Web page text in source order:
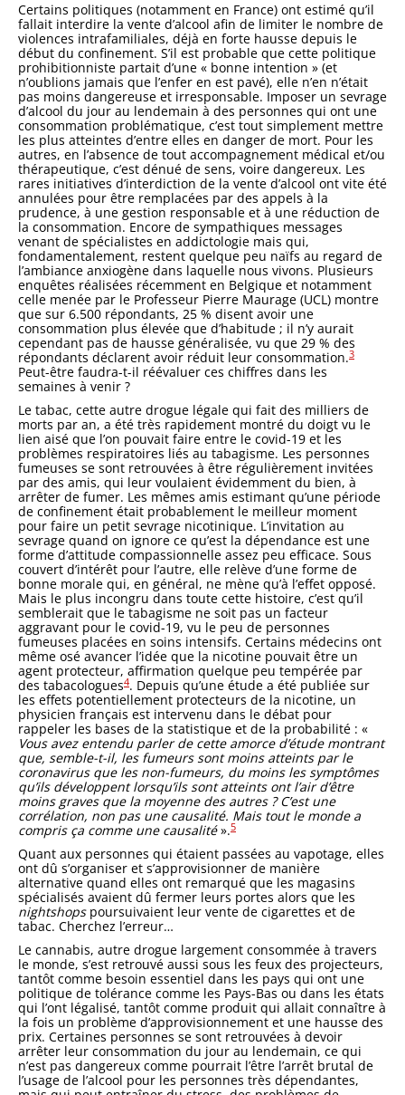
Certains politiques (notamment en France) ont estimé qu’il
fallait interdire la vente d’alcool afin de limiter le nombre de
violences intrafamiliales, déjà en forte hausse depuis le
début du confinement. S’il est probable que cette politique
prohibitionniste partait d’une « bonne intention » (et
n’oublions jamais que l’enfer en est pavé), elle n’en n’était
pas moins dangereuse et irresponsable. Imposer un sevrage
d’alcool du jour au lendemain à des personnes qui ont une
consommation problématique, c’est tout simplement mettre
les plus atteintes d’entre elles en danger de mort. Pour les
autres, en l’absence de tout accompagnement médical et/ou
thérapeutique, c’est dénué de sens, voire dangereux. Les
rares initiatives d’interdiction de la vente d’alcool ont vite été
annulées pour être remplacées par des appels à la
prudence, à une gestion responsable et à une réduction de
la consommation. Encore de sympathiques messages
venant de spécialistes en addictologie mais qui,
fondamentalement, restent quelque peu naïfs au regard de
l’ambiance anxiogène dans laquelle nous vivons. Plusieurs
enquêtes réalisées récemment en Belgique et notamment
celle menée par le Professeur Pierre Maurage (UCL) montre
que sur 6.500 répondants, 25 % disent avoir une
consommation plus élevée que d’habitude ; il n’y aurait
cependant pas de hausse généralisée, vu que 29 % des
répondants déclarent avoir réduit leur consommation.3
Peut-être faudra-t-il réévaluer ces chiffres dans les
semaines à venir ?
Le tabac, cette autre drogue légale qui fait des milliers de
morts par an, a été très rapidement montré du doigt vu le
lien aisé que l’on pouvait faire entre le covid-19 et les
problèmes respiratoires liés au tabagisme. Les personnes
fumeuses se sont retrouvées à être régulièrement invitées
par des amis, qui leur voulaient évidemment du bien, à
arrêter de fumer. Les mêmes amis estimant qu’une période
de confinement était probablement le meilleur moment
pour faire un petit sevrage nicotinique. L’invitation au
sevrage quand on ignore ce qu’est la dépendance est une
forme d’attitude compassionnelle assez peu efficace. Sous
couvert d’intérêt pour l’autre, elle relève d’une forme de
bonne morale qui, en général, ne mène qu’à l’effet opposé.
Mais le plus incongru dans toute cette histoire, c’est qu’il
semblerait que le tabagisme ne soit pas un facteur
aggravant pour le covid-19, vu le peu de personnes
fumeuses placées en soins intensifs. Certains médecins ont
même osé avancer l’idée que la nicotine pouvait être un
agent protecteur, affirmation quelque peu tempérée par
des tabacologues4. Depuis qu’une étude a été publiée sur
les effets potentiellement protecteurs de la nicotine, un
physicien français est intervenu dans le débat pour
rappeler les bases de la statistique et de la probabilité : «
Vous avez entendu parler de cette amorce d’étude montrant
que, semble-t-il, les fumeurs sont moins atteints par le
coronavirus que les non-fumeurs, du moins les symptômes
qu’ils développent lorsqu’ils sont atteints ont l’air d’être
moins graves que la moyenne des autres ? C’est une
corrélation, non pas une causalité. Mais tout le monde a
compris ça comme une causalité».5
Quant aux personnes qui étaient passées au vapotage, elles
ont dû s’organiser et s’approvisionner de manière
alternative quand elles ont remarqué que les magasins
spécialisés avaient dû fermer leurs portes alors que les
nightshopspoursuivaient leur vente de cigarettes et de
tabac. Cherchez l’erreur…
Le cannabis, autre drogue largement consommée à travers
le monde, s’est retrouvé aussi sous les feux des projecteurs,
tantôt comme besoin essentiel dans les pays qui ont une
politique de tolérance comme les Pays-Bas ou dans les états
qui l’ont légalisé, tantôt comme produit qui allait connaître à
la fois un problème d’approvisionnement et une hausse des
prix. Certaines personnes se sont retrouvées à devoir
arrêter leur consommation du jour au lendemain, ce qui
n’est pas dangereux comme pourrait l’être l’arrêt brutal de
l’usage de l’alcool pour les personnes très dépendantes,